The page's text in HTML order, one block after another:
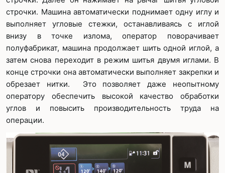
строчки. Машина автоматически поднимает одну иглу и
выполняет угловые стежки, останавливаясь с иглой
внизу в точке излома, оператор поворачивает
полуфабрикат, машина продолжает шить одной иглой, а
затем снова переходит в режим шитья двумя иглами. В
конце строчки она автоматически выполняет закрепки и
обрезает нитки. Это позволяет даже неопытному
оператору обеспечить высокой качество обработки
углов и повысить производительность труда на
операции.